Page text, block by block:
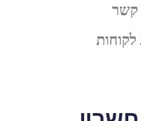
קשר